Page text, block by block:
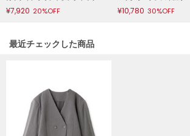
made of Organics
メイドオブオーガニクス
MICHU COQUETTE
miies miim
ミーエスミーム
¥7,920 20%OFF ¥10,780 30%OFF
関連記事
最近チェックした商品